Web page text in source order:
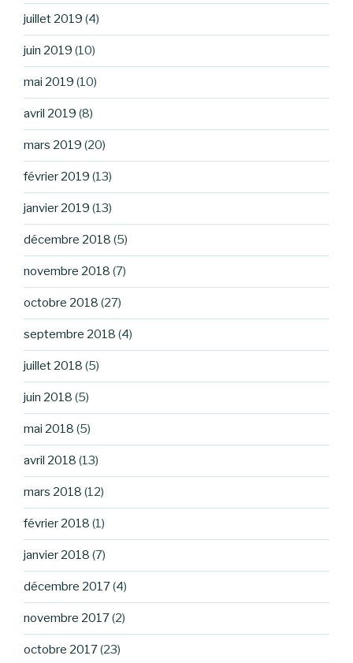
juillet 2019 (4)
juin 2019 (10)
mai 2019 (10)
avril 2019 (8)
mars 2019 (20)
février 2019 (13)
janvier 2019 (13)
décembre 2018 (5)
novembre 2018 (7)
octobre 2018 (27)
septembre 2018 (4)
juillet 2018 (5)
juin 2018 (5)
mai 2018 (5)
avril 2018 (13)
mars 2018 (12)
février 2018 (1)
janvier 2018 (7)
décembre 2017(4)
novembre 2017(2)
octobre 2017(23)